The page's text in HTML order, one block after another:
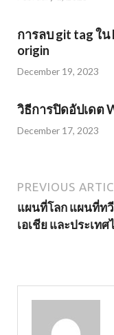
การลบ git tag ใ
origin
December 19, 2023
วิธีการปิดอัปเดต
December 17, 2023
PREVIOUS
แผนที่โลก แผนที่ท
เอเชีย และประเทศ